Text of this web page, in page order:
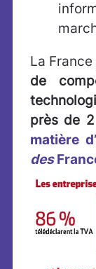
La
de
près de
matière
des